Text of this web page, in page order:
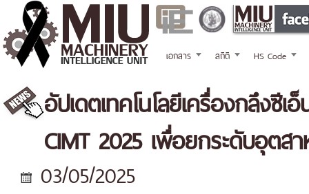
เอกสาร สถิติ HS Code
อัปเดตเทคโนโลยีเครื่องกลึงซีเ
CIMT 2025 เพื่อยกระดับอุต
03/05/2025